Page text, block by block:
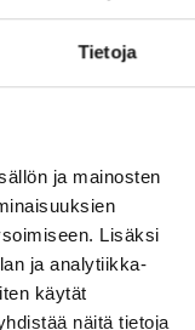
Tietoja
ja mainosten
Lisäksi
ja analytiikka-
käytät
näitä tietoja